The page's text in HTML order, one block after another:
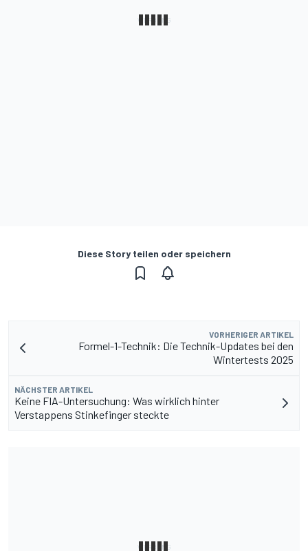
Diese Story teilen oder speichern
VORHERIGER ARTIKEL
Formel-1-Technik: Die Technik-Updates bei den
Wintertests 2025
NÄCHSTER ARTIKEL
Keine FIA-Untersuchung: Was wirklich hinter
Verstappens Stinkefinger steckte